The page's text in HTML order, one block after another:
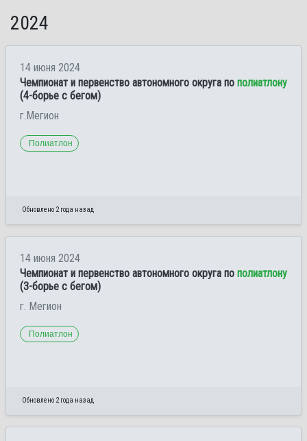
2024
14 июня 2024
Чемпионат и первенство автономного округа по полиатлону
(4-борье с бегом)
г.Мегион
Полиатлон
Обновлено 2 года назад
14 июня 2024
Чемпионат и первенство автономного округа по полиатлону
(3-борье с бегом)
г. Мегион
Полиатлон
Обновлено 2 года назад